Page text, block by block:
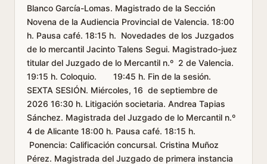
Blanco García-Lomas. Magistrado de la Sección
Novena de la Audiencia Provincial de Valencia. 18:00
h. Pausa café. 18:15 h. Novedades de los Juzgados
de lo mercantil Jacinto Talens Segui. Magistrado-juez
titular del Juzgado de lo Mercantil n.º 2 de Valencia.
19:15 h. Coloquio. 19:45 h. Fin de la sesión.
SEXTA SESIÓN. Miércoles, 16 de septiembre de
2026 16:30 h. Litigación societaria. Andrea Tapias
Sánchez. Magistrada del Juzgado de lo Mercantil n.º
4 de Alicante 18:00 h. Pausa café. 18:15 h.
Ponencia: Calificación concursal. Cristina Muñoz
Pérez. Magistrada del Juzgado de primera instancia